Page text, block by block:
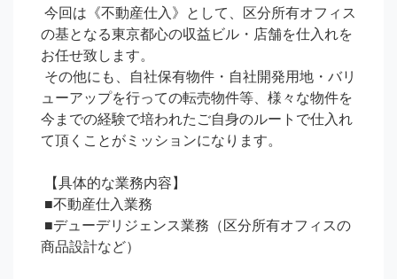
の基となる東京都心の収益ビル・店舗を仕入れを
お任せ致します。
ューアップを行っての転売物件等、様々な物件を
今までの経験で培われたご自身のルートで仕入れ
て頂くことがミッションになります。
商品設計など）